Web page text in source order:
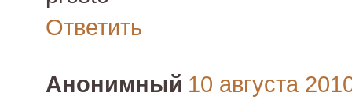
Ответить
Анонимный 10 августа